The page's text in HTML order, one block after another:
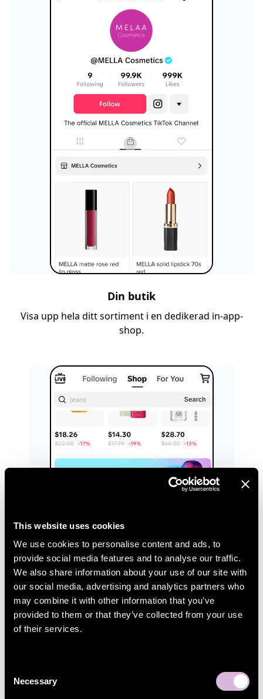
This website uses cookies
We use cookies to personalise content and ads, to
provide social media features and to analyse our traffic.
We also share information about your use of our site with
our social media, advertising and analytics partners who
may combine it with other information that you’ve
provided to them or that they’ve collected from your use
of their services.
Selection
Necessary
Din butik
Visa upp hela ditt sortiment i en dedikerad in-app-
shop.